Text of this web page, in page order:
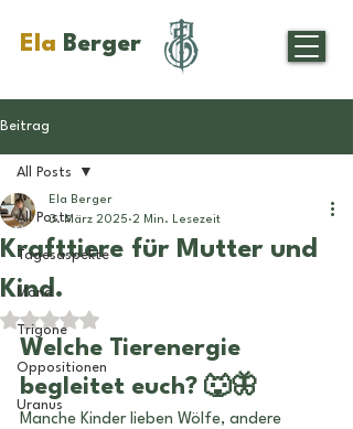
Ela Berger
Beitrag
All Posts
Tagesaspekte
Mond
Trigone
Oppositionen
Uranus
All Posts
Krafttiere für Mutter und
Kind.
Ela Berger
3. März 2025 2 Min. Lesezeit
Mit NaN von 5 Sternen bewertet.
Welche Tierenergie
begleitet euch? 🐺🦋
Manche Kinder lieben Wölfe, andere